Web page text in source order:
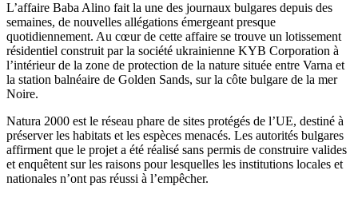
L’affaire Baba Alino fait la une des journaux bulgares depuis des
semaines, de nouvelles allégations émergeant presque
quotidiennement. Au cœur de cette affaire se trouve un lotissement
résidentiel construit par la société ukrainienne KYB Corporation à
l’intérieur de la zone de protection de la nature située entre Varna et
la station balnéaire de Golden Sands, sur la côte bulgare de la mer
Noire.
Natura 2000 est le réseau phare de sites protégés de l’UE, destiné à
préserver les habitats et les espèces menacés. Les autorités bulgares
affirment que le projet a été réalisé sans permis de construire valides
et enquêtent sur les raisons pour lesquelles les institutions locales et
nationales n’ont pas réussi à l’empêcher.